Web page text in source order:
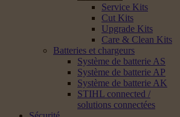
Service Kits
Cut Kits
Upgrade Kits
Care & Clean Kits
Batteries et chargeurs
Système de batterie AS
Système de batterie AP
Système de batterie AK
STIHL connected /
solutions connectées